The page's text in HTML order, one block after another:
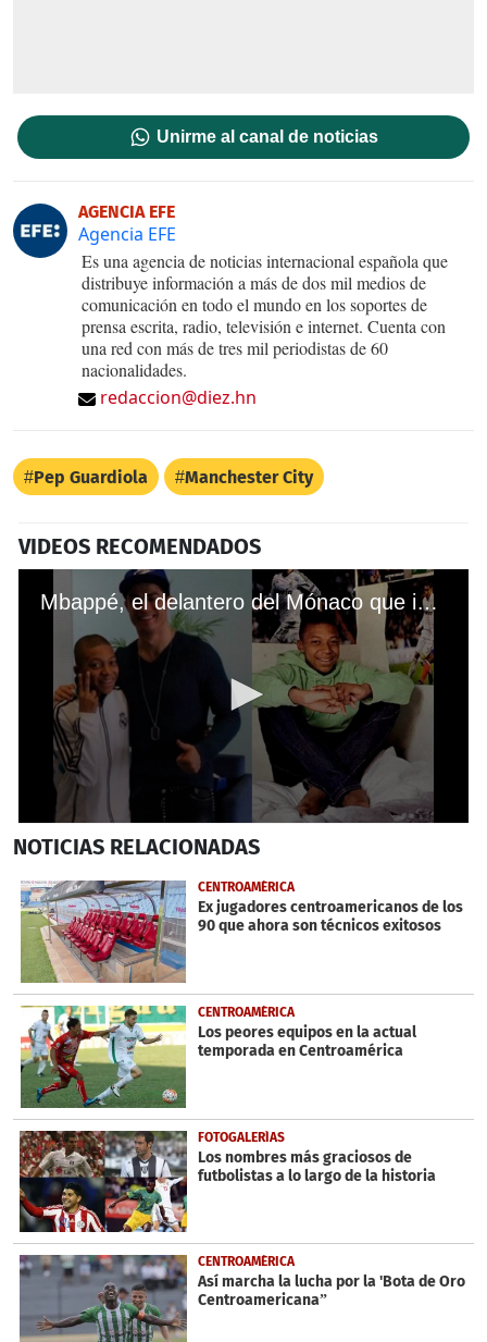
Unirme al canal de noticias
AGENCIA EFE
Agencia EFE
Es una agencia de noticias internacional española que
distribuye información a más de dos mil medios de
comunicación en todo el mundo en los soportes de
prensa escrita, radio, televisión e internet. Cuenta con
una red con más de tres mil periodistas de 60
nacionalidades.
redaccion@diez.hn
Pep Guardiola Manchester City
VIDEOS RECOMENDADOS
Mbappé, el delantero del Mónaco que idolatra a Cristiano Ronaldo
seconds
49
seconds
NOTICIAS RELACIONADAS
CENTROAMÉRICA
Ex jugadores centroamericanos de los
90 que ahora son técnicos exitosos
CENTROAMÉRICA
Los peores equipos en la actual
temporada en Centroamérica
FOTOGALERÍAS
Los nombres más graciosos de
futbolistas a lo largo de la historia
CENTROAMÉRICA
Así marcha la lucha por la 'Bota de Oro
Centroamericana”